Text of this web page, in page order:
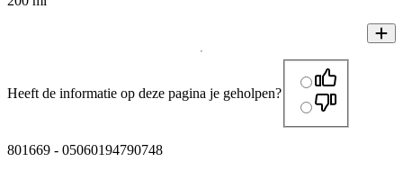
Heeft de informatie op deze pagina je geholpen?
801669 - 05060194790748